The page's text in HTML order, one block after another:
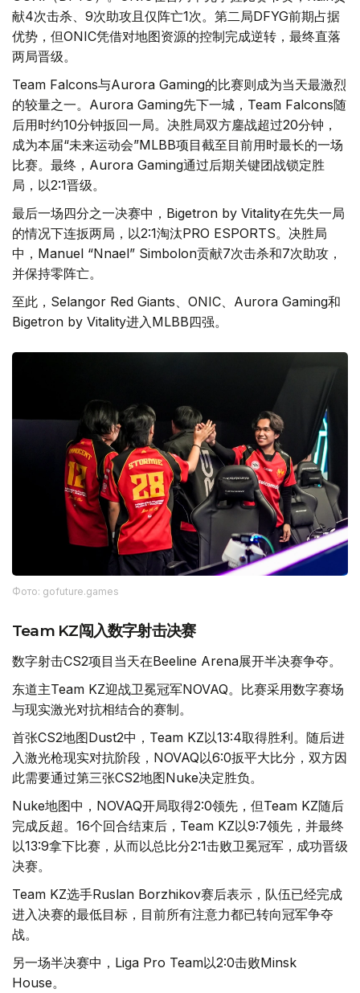
献4次击杀、9次助攻且仅阵亡1次。第二局DFYG前期占据
优势，但ONIC凭借对地图资源的控制完成逆转，最终直落
两局晋级。
Team Falcons与Aurora Gaming的比赛则成为当天最激烈
的较量之一。Aurora Gaming先下一城，Team Falcons随
后用时约10分钟扳回一局。决胜局双方鏖战超过20分钟，
成为本届“未来运动会”MLBB项目截至目前用时最长的一场
比赛。最终，Aurora Gaming通过后期关键团战锁定胜
局，以2:1晋级。
最后一场四分之一决赛中，Bigetron by Vitality在先失一局
的情况下连扳两局，以2:1淘汰PRO ESPORTS。决胜局
中，Manuel “Nnael” Simbolon贡献7次击杀和7次助攻，
并保持零阵亡。
至此，Selangor Red Giants、ONIC、Aurora Gaming和
Bigetron by Vitality进入MLBB四强。
Фото: gofuture.games
Team KZ闯入数字射击决赛
数字射击CS2项目当天在Beeline Arena展开半决赛争夺。
东道主Team KZ迎战卫冕冠军NOVAQ。比赛采用数字赛场
与现实激光对抗相结合的赛制。
首张CS2地图Dust2中，Team KZ以13:4取得胜利。随后进
入激光枪现实对抗阶段，NOVAQ以6:0扳平大比分，双方因
此需要通过第三张CS2地图Nuke决定胜负。
Nuke地图中，NOVAQ开局取得2:0领先，但Team KZ随后
完成反超。16个回合结束后，Team KZ以9:7领先，并最终
以13:9拿下比赛，从而以总比分2:1击败卫冕冠军，成功晋级
决赛。
Team KZ选手Ruslan Borzhikov赛后表示，队伍已经完成
进入决赛的最低目标，目前所有注意力都已转向冠军争夺
战。
另一场半决赛中，Liga Pro Team以2:0击败Minsk
House。